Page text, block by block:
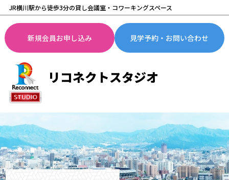
JR横川駅から徒歩3分の貸し会議室・コワーキングスペース
新規会員お申し込み 見学予約・お問い合わせ